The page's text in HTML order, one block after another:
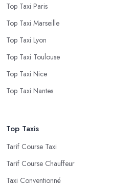
Top Taxi Paris
Top Taxi Marseille
Top Taxi Lyon
Top Taxi Toulouse
Top Taxi Nice
Top Taxi Nantes
Top Taxis
Tarif Course Taxi
Tarif Course Chauffeur
Taxi Conventionné